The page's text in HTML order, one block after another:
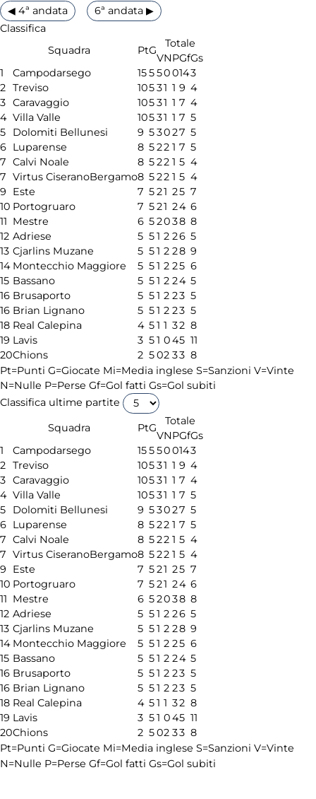
◀ 4ª andata
6ª andata ▶
Classifica
Squadra
PtG
Totale
VNPGfGs
1
Campodarsego 155500143
2 Treviso 10531 1 9 4
3 Caravaggio 10531 1 7 4
4 Villa Valle 10531 1 7 5
5
Dolomiti Bellunesi 9 53027 5
6 Luparense 8 522 1 7 5
7 Calvi Noale 8 522 1 5 4
7 Virtus CiseranoBergamo8 522 1 5 4
9
Este 7 521 25 7
10 Portogruaro 7 521 24 6
11 Mestre 6 52038 8
12 Adriese 5 51 2 26 5
13 Cjarlins Muzane 5 51 2 28 9
14 Montecchio Maggiore 5 51 2 25 6
15 Bassano 5 51 2 24 5
16 Brusaporto 5 51 2 23 5
16 Brian Lignano 5 51 2 23 5
18 Real Calepina 4 51 1 32 8
19 Lavis 3 51 045 11
20Chions 2 502 33 8
Pt=Punti G=Giocate Mi=Media inglese S=Sanzioni V=Vinte
N=Nulle P=Perse Gf=Gol fatti Gs=Gol subiti
Classifica ultime partite
Squadra
PtG
Totale
VNPGfGs
1
Campodarsego 155500143
2 Treviso 10531 1 9 4
3 Caravaggio 10531 1 7 4
4 Villa Valle 10531 1 7 5
5
Dolomiti Bellunesi 9 53027 5
6 Luparense 8 522 1 7 5
7 Calvi Noale 8 522 1 5 4
7 Virtus CiseranoBergamo8 522 1 5 4
9
Este 7 521 25 7
10 Portogruaro 7 521 24 6
11 Mestre 6 52038 8
12 Adriese 5 51 2 26 5
13 Cjarlins Muzane 5 51 2 28 9
14 Montecchio Maggiore 5 51 2 25 6
15 Bassano 5 51 2 24 5
16 Brusaporto 5 51 2 23 5
16 Brian Lignano 5 51 2 23 5
18 Real Calepina 4 51 1 32 8
19 Lavis 3 51 045 11
20Chions 2 502 33 8
Pt=Punti G=Giocate Mi=Media inglese S=Sanzioni V=Vinte
N=Nulle P=Perse Gf=Gol fatti Gs=Gol subiti